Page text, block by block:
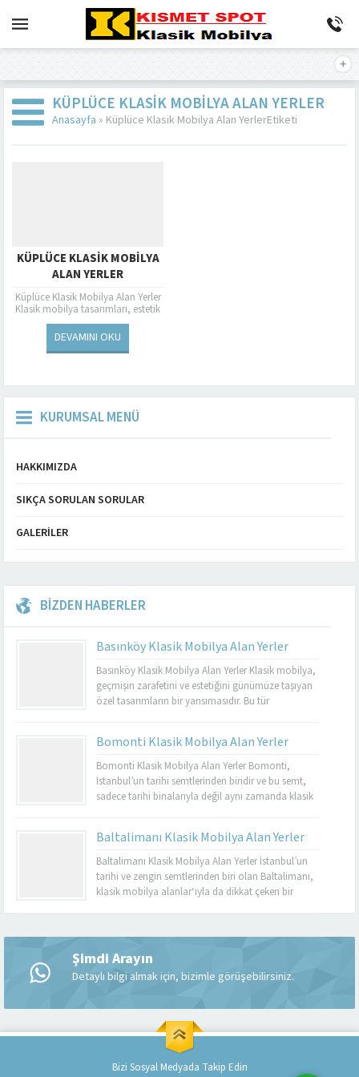
KÜPLÜCE KLASIK MOBILYA ALAN YERLER
Anasayfa » Küplüce Klasik Mobilya Alan YerlerEtiketi
KÜPLÜCE KLASIK MOBILYA
ALAN YERLER
Küplüce Klasik Mobilya Alan Yerler
Klasik mobilya tasarımları, estetik
ve şıklığı bir araya getiren özel
parçaları içerir. Bu mobilyalar,
DEVAMINI OKU
KURUMSAL MENÜ
HAKKIMIZDA
SIKÇA SORULAN SORULAR
GALERILER
BİZDEN HABERLER
Basınköy Klasik Mobilya Alan Yerler
Basınköy Klasik Mobilya Alan Yerler Klasik mobilya,
geçmişin zarafetini ve estetiğini günümüze taşıyan
özel tasarımların bir yansımasıdır. Bu tür
mobilya alan yerler, bu tür özel parçaları
değerlendirmek isteyenler için mükemmel bir
seçenektir. Eğer siz de eski mobilyalarınızı satmayı...
Bomonti Klasik Mobilya Alan Yerler
Bomonti Klasik Mobilya Alan Yerler Bomonti,
İstanbul’un tarihi semtlerinden biridir ve bu semt,
sadece tarihi binalarıyla değil aynı zamanda klasik
bir semt olup, bu semtte klasik mobilyaları sevenler
için birçok seçenek sunmaktadır. Bomonti klasik
mobilya...
Baltalimanı Klasik Mobilya Alan Yerler
Baltalimanı Klasik Mobilya Alan Yerler İstanbul’un
tarihi ve zengin semtlerinden biri olan Baltalimanı,
klasik mobilya alanlar‘ıyla da dikkat çeken bir
mobilya ürünlerini bulabileceğiniz birçok
mağazaya ev sahipliği yapmaktadır. Bu makalede,
Baltalimanı klasik mobilya alan yerler hakkında...
Şimdi Arayın
Detaylı bilgi almak için, bizimle görüşebilirsiniz.
Bizi Sosyal Medyada Takip Edin
Cevap Yaz